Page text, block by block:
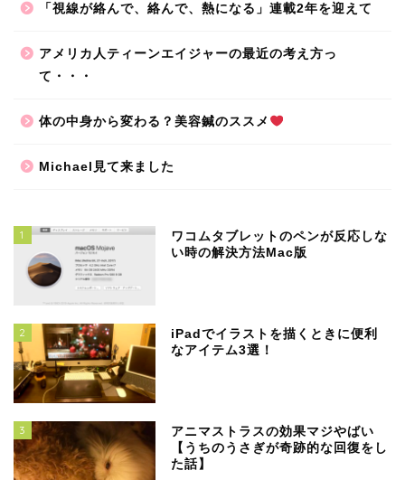
「視線が絡んで、絡んで、熱になる」連載2年を迎えて
アメリカ人ティーンエイジャーの最近の考え方っ
て・・・
体の中身から変わる？美容鍼のススメ
Michael見て来ました
1
ワコムタブレットのペンが反応しな
い時の解決方法Mac版
2
iPadでイラストを描くときに便利
なアイテム3選！
3
アニマストラスの効果マジやばい
【うちのうさぎが奇跡的な回復をし
た話】